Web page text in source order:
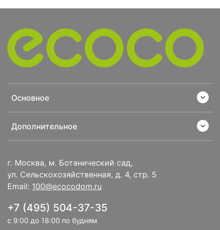
г. Москва, м. Ботанический сад,
ул. Сельскохозяйственная, д. 4, стр. 5
Email: 100@ecocodom.ru
+7 (495) 504-37-35
с 9:00 до 18:00 по будням
Основное
Дополнительное